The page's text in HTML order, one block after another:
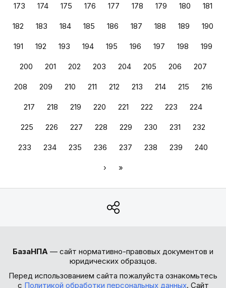
173 174 175 176 177 178 179 180 181
182 183 184 185 186 187 188 189 190
191 192 193 194 195 196 197 198 199
200 201 202 203 204 205 206 207
208 209 210 211 212 213 214 215 216
217 218 219 220 221 222 223 224
225 226 227 228 229 230 231 232
233 234 235 236 237 238 239 240
› »
БазаНПА — сайт нормативно-правовых документов и
юридических образцов.
Перед использованием сайта пожалуйста ознакомьтесь
с Политикой обработки персональных данных. Сайт